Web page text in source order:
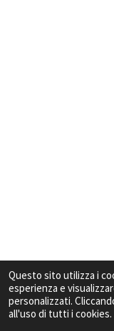
Questo sito utilizza i
esperienza e
personalizzati.
all'uso di tutti i cookies.